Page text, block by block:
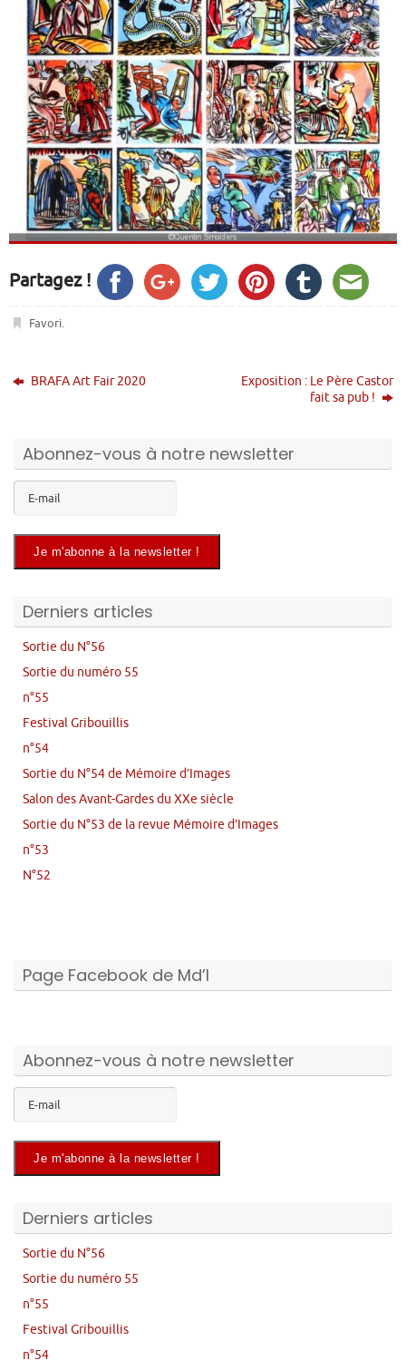
Partagez !
Favori.
BRAFA Art Fair 2020
Exposition : Le Père Castor
fait sa pub !
Abonnez-vous à notre newsletter
Derniers articles
Sortie du N°56
Sortie du numéro 55
n°55
Festival Gribouillis
n°54
Sortie du N°54 de Mémoire d’Images
Salon des Avant-Gardes du XXe siècle
Sortie du N°53 de la revue Mémoire d’Images
n°53
N°52
Page Facebook de Md’I
Abonnez-vous à notre newsletter
Derniers articles
Sortie du N°56
Sortie du numéro 55
n°55
Festival Gribouillis
n°54